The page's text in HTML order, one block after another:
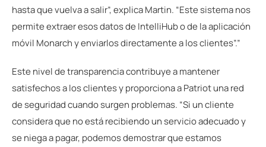
hasta que vuelva a salir”, explica Martin. “Este sistema nos
permite extraer esos datos de IntelliHub o de la aplicación
móvil Monarch y enviarlos directamente a los clientes”.”
Este nivel de transparencia contribuye a mantener
satisfechos a los clientes y proporciona a Patriot una red
de seguridad cuando surgen problemas. “Si un cliente
considera que no está recibiendo un servicio adecuado y
se niega a pagar, podemos demostrar que estamos